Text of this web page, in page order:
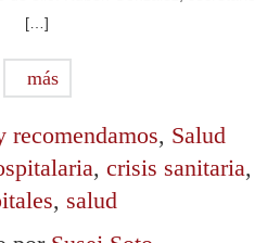
[…]
más
recomendamos, Salud
, crisis sanitaria,
, salud